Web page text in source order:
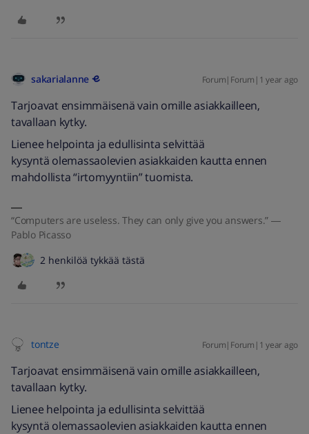
sakarialanne Forum|Forum|1 year ago
Tarjoavat ensimmäisenä vain omille asiakkailleen,
tavallaan kytky.
Lienee helpointa ja edullisinta selvittää
kysyntä olemassaolevien asiakkaiden kautta ennen
mahdollista “irtomyyntiin” tuomista.
“Computers are useless. They can only give you answers.” ―
Pablo Picasso
2 henkilöä tykkää tästä
tontze Forum|Forum|1 year ago
Tarjoavat ensimmäisenä vain omille asiakkailleen,
tavallaan kytky.
Lienee helpointa ja edullisinta selvittää
kysyntä olemassaolevien asiakkaiden kautta ennen